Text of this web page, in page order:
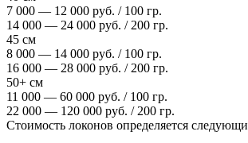
7 000 — 12 000 руб. / 100 гр.
14 000 — 24 000 руб. / 200 гр.
45 см
8 000 — 14 000 руб. / 100 гр.
16 000 — 28 000 руб. / 200 гр.
50+ см
11 000 — 60 000 руб. / 100 гр.
22 000 — 120 000 руб. / 200 гр.
Стоимость локонов определяется